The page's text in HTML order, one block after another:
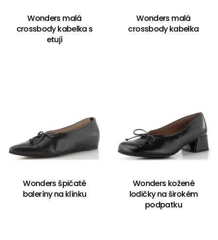
Wonders malá
crossbody kabelka s
etují
Wonders malá
crossbody kabelka
Wonders špičaté
baleríny na klínku
Wonders kožené
lodičky na širokém
podpatku